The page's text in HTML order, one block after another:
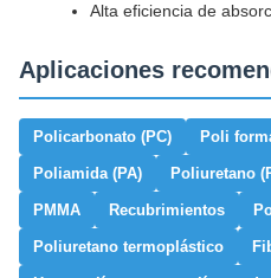
Alta eficiencia de
Aplicaciones
Policarbonato (PC) Poli
Poliamida (PA) Poliuretano
PMMA Recubrimientos
Poliuretano termoplástico